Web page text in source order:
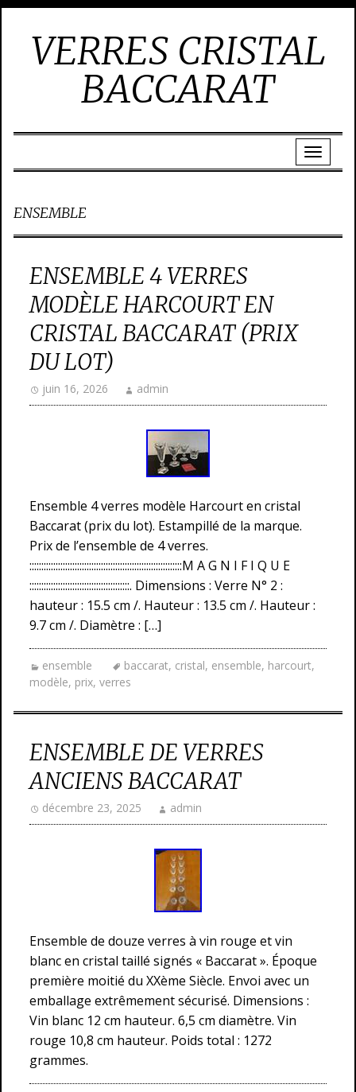
VERRES CRISTAL
BACCARAT
ENSEMBLE
ENSEMBLE 4 VERRES
MODÈLE HARCOURT EN
CRISTAL BACCARAT (PRIX
DU LOT)
juin 16, 2026 admin
Ensemble 4 verres modèle Harcourt en cristal
Baccarat (prix du lot). Estampillé de la marque.
Prix de l’ensemble de 4 verres.
::::::::::::::::::::::::::::::::::::::::::::::::::::::::::::::::M A G N I F I Q U E
::::::::::::::::::::::::::::::::::::::::::. Dimensions : Verre N° 2 :
hauteur : 15.5 cm /. Hauteur : 13.5 cm /. Hauteur :
9.7 cm /. Diamètre : […]
ensemble baccarat, cristal, ensemble, harcourt,
modèle, prix, verres
ENSEMBLE DE VERRES
ANCIENS BACCARAT
décembre 23, 2025 admin
Ensemble de douze verres à vin rouge et vin
blanc en cristal taillé signés « Baccarat ». Époque
première moitié du XXème Siècle. Envoi avec un
emballage extrêmement sécurisé. Dimensions :
Vin blanc 12 cm hauteur. 6,5 cm diamètre. Vin
rouge 10,8 cm hauteur. Poids total : 1272
grammes.